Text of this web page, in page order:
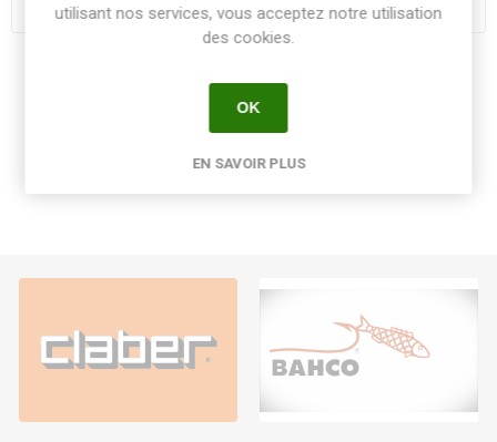
utilisant nos services, vous acceptez notre utilisation
des cookies.
OK
EN SAVOIR PLUS